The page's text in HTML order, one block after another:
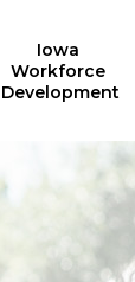
Iowa
Workforce
Development